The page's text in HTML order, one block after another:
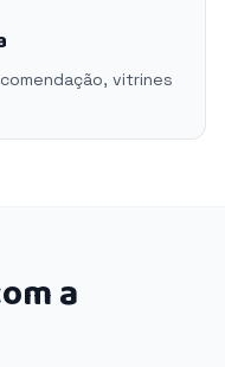
vitrines
a